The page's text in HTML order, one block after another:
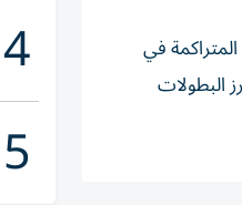
في
البطولات
4
5